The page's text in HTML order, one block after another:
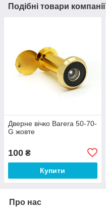
Подібні товари компанії
Дверне вічко Barera 50-70-
G жовте
100 ₴
Купити
Про нас